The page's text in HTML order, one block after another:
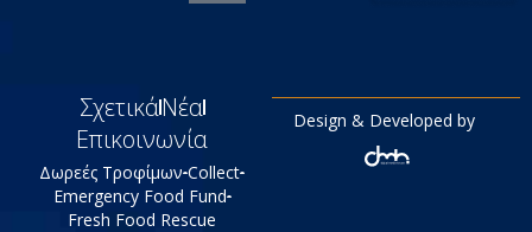
ΣχετικάΝέα
Επικοινωνία
Δωρεές Τροφίμων Collect
Emergency Food Fund
Fresh Food Rescue
Design & Developed by